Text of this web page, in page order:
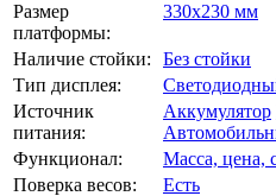
Размер
платформы:
330х230 мм
Наличие стойки:
Без стойки
Тип дисплея:
Источник
питания:
Аккумулятор
Функционал:
Масса, цена,
Поверка весов:
Есть